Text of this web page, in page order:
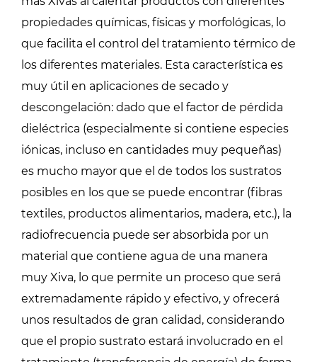
propiedades químicas, físicas y morfológicas, lo
que facilita el control del tratamiento térmico de
los diferentes materiales. Esta característica es
muy útil en aplicaciones de secado y
descongelación: dado que el factor de pérdida
dieléctrica (especialmente si contiene especies
iónicas, incluso en cantidades muy pequeñas)
es mucho mayor que el de todos los sustratos
posibles en los que se puede encontrar (fibras
textiles, productos alimentarios, madera, etc.), la
radiofrecuencia puede ser absorbida por un
material que contiene agua de una manera
muy Xiva, lo que permite un proceso que será
extremadamente rápido y efectivo, y ofrecerá
unos resultados de gran calidad, considerando
que el propio sustrato estará involucrado en el